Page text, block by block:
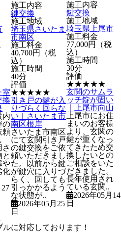
室
換
内
の
頼
や
化
施工内容
鍵交換
施工地域
埼玉県さいたま
市南区
施工料金
40,700円（税
込）
施工時間
40分
評価
★★★★★
引き戸の鍵が入
りづらく回らな
い｜さいたま市
南区根岸
さいたま市南区
にて玄関引き戸
の鍵交換をご依
頼いただきまし
た。以前から鍵
が鍵穴に入りづ
らく、回しても
引っかかるよう
な状態が..
2026年05月25
日
施工内容
鍵交換
施工地域
埼玉県 上尾市
施工料金
77,000円（税
込）
施工時間
30分
評価
★★★★★
玄関のサムラ
ッチ錠が固い
｜上尾市向山
上尾市にお住
まいのお客様
より、玄関の
鍵が重くなっ
てきたため交
換したいとの
ご相談をいた
だきました。
長年使用され
ている玄関..
2026年05月14
日
に対応しております！